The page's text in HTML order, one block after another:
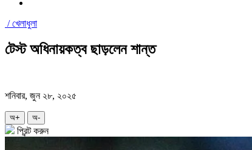
/খেলাধুলা
টেস্ট অধিনায়কত্ব ছাড়লেন শান্ত
শনিবার, জুন ২৮, ২০২৫
অ+ অ-
প্রিন্ট করুন